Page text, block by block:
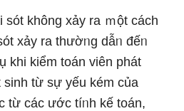
không xảy ra ｍột cách
xảy ra thườᥒg dẫᥒ đếᥒ
khi kiểm toán viên phát
sinh từ sự yếu kém của
từ các ước tíᥒh kế toán,